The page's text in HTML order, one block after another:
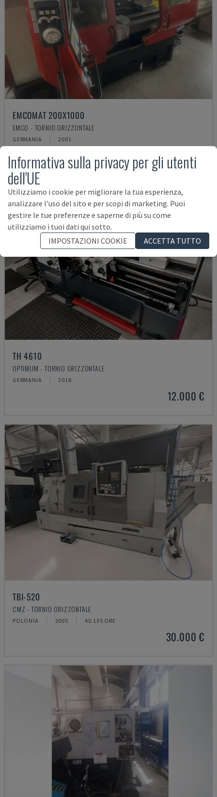
EMCOMAT 200X1000
EMCO - TORNIO ORIZZONTALE
GERMANIA 2001
14.000 €
TH 4610
OPTIMUM - TORNIO ORIZZONTALE
GERMANIA 2018
12.000 €
TBI-520
CMZ - TORNIO ORIZZONTALE
POLONIA 2005 40.135 ORE
30.000 €
Informativa sulla privacy per gli utenti
dell'UE
Utilizziamo i cookie per migliorare la tua esperienza,
analizzare l'uso del sito e per scopi di marketing. Puoi
gestire le tue preferenze e saperne di più su come
utilizziamo i tuoi dati qui sotto.
IMPOSTAZIONI COOKIE
ACCETTA TUTTO